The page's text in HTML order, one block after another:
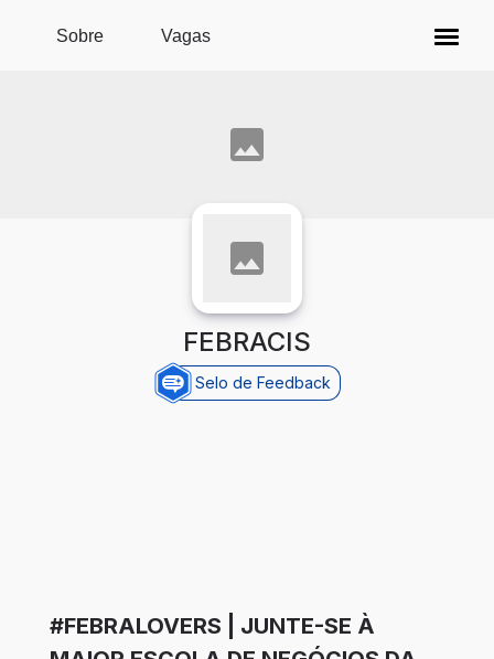
Pular para o conteúdo principal
Sobre Vagas
FEBRACIS
Selo de Feedback
#FEBRALOVERS | JUNTE-SE À